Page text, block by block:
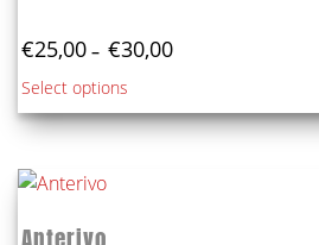
€25,00 – €30,00Price
through
€30,00
Select options
product